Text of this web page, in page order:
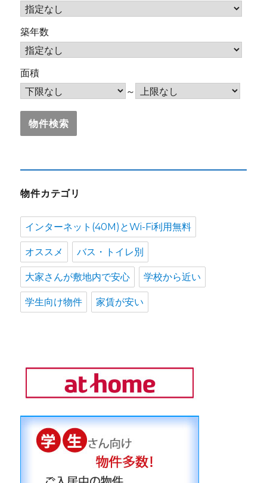
築年数
面積
～
物件カテゴリ
インターネット(40M)とWi-Fi利用無料
オススメ バス・トイレ別
大家さんが敷地内で安心 学校から近い
学生向け物件 家賃が安い